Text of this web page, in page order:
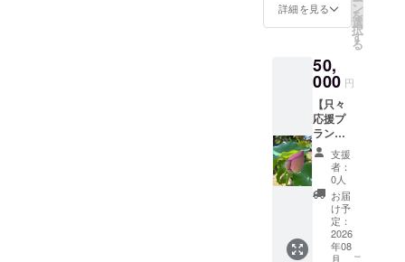
しょ
う！ ・
する内
容、法
令に違
反する
内容な
どはお
受けで
きませ
ん。 ・
有効期
限：
2026年
7月から
2026年
ご相談
も承り
絡お待
ちして
おりま
す。 ※
本プロ
ジェク
トを利
用し
て、プ
ロジェ
クト
オー
ナーと
第三者
シガヤ
シキ557
ーーー
ーーー
ーーー
ーーー
ーーー
ー
ジェク
ご連絡
させて
いただ
きま
す。 ・
宿泊可
能日
数：1泊
（利用
可能時
間：15
チェッ
ケット
です。
宿泊券
分で
す。 宿
泊の際
に料金
のお支
払いの
一部に
ご利用
いただ
けるチ
ケット
となり
ます。
お一人
詳細を見る ン
を
選
択
す
る
50,
000 円
【只々
応援プ
ラン！
お礼の
メッ
セー
ジ】 感
謝の気
持ちを
込め
て、お
支援
者：
0人
お届
け予
定：
2026
年08
月